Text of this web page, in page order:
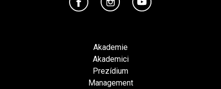
Akademie
Akademici
Prezídium
Management